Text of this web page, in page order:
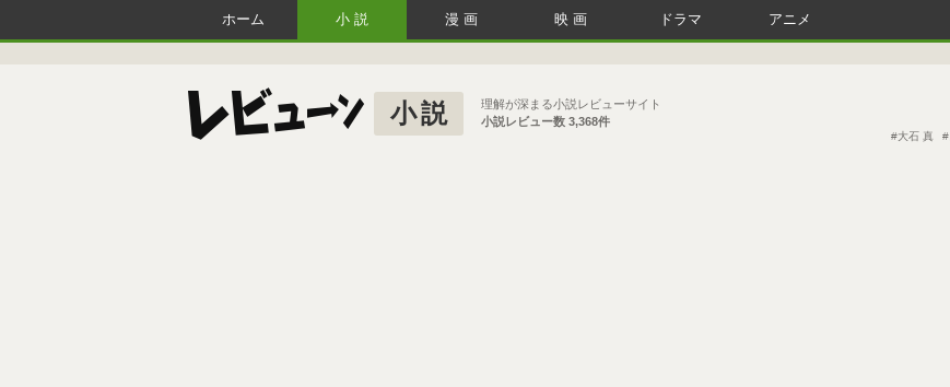
ホーム 小説 漫画 映画 ドラマ アニメ
小説
理解が深まる小説レビューサイト
小説レビュー数 3,368件
大石 真